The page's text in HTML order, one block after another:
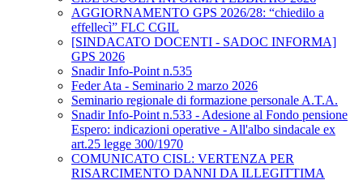
AGGIORNAMENTO GPS 2026/28: “chiedilo a
effellecì” FLC CGIL
[SINDACATO DOCENTI - SADOC INFORMA]
GPS 2026
Snadir Info-Point n.535
Feder Ata - Seminario 2 marzo 2026
Seminario regionale di formazione personale A.T.A.
Snadir Info-Point n.533 - Adesione al Fondo pensione
Espero: indicazioni operative - All'albo sindacale ex
art.25 legge 300/1970
COMUNICATO CISL: VERTENZA PER
RISARCIMENTO DANNI DA ILLEGITTIMA